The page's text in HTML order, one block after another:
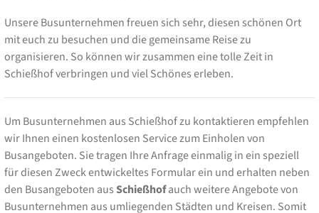
Unsere Busunternehmen freuen sich sehr, diesen schönen Ort
mit euch zu besuchen und die gemeinsame Reise zu
organisieren. So können wir zusammen eine tolle Zeit in
Schießhof verbringen und viel Schönes erleben.
Um Busunternehmen aus Schießhof zu kontaktieren empfehlen
wir Ihnen einen kostenlosen Service zum Einholen von
Busangeboten. Sie tragen Ihre Anfrage einmalig in ein speziell
für diesen Zweck entwickeltes Formular ein und erhalten neben
den Busangeboten ausSchießhofauch weitere Angebote von
Busunternehmen aus umliegenden Städten und Kreisen. Somit